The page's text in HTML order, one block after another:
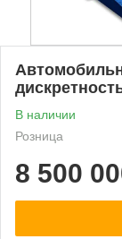
В наличии
Розница
8 500